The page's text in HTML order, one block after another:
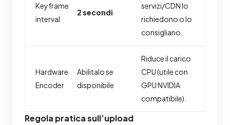
Keyframe
interval
2 secondi
servizi/CDN lo
richiedono o lo
consigliano.
Hardware
Encoder
Abilitalo se
disponibile
Riduce il carico
CPU (utile con
GPU NVIDIA
compatibile).
Regola pratica sull’upload